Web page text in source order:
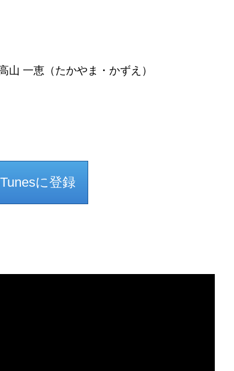
山 一恵（たかやま・かずえ）
に登録